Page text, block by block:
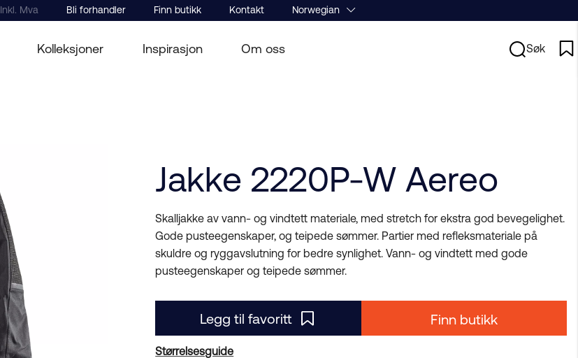
Inkl. Mva Bli forhandler Finn butikk Kontakt Norwegian
Kolleksjoner Inspirasjon Om oss Søk
Jakke 2220P-W Aereo
Skalljakke av vann- og vindtett materiale, med stretch for ekstra god bevegelighet.
Gode pusteegenskaper, og teipede sømmer. Partier med refleksmateriale på
skuldre og ryggavslutning for bedre synlighet. Vann- og vindtett med gode
pusteegenskaper og teipede sømmer.
Legg til favoritt Finn butikk
Størrelsesguide